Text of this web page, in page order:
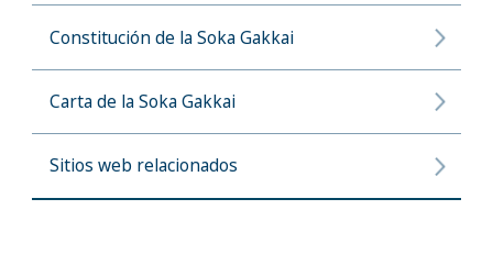
Constitución de la Soka Gakkai
Carta de la Soka Gakkai
Sitios web relacionados